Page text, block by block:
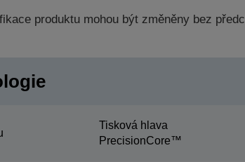
produktu mohou být změněny bez
Tisková hlava
PrecisionCore™